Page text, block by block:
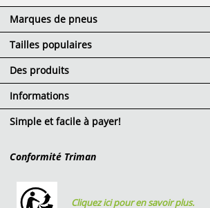
Marques de pneus
Tailles populaires
Des produits
Informations
Simple et facile à payer!
Conformité Triman
Cliquez ici pour en savoir plus.